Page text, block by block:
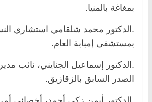
بمغاغة بالمنيا.
.الدكتور محمد شلقامي استشاري
بمستشفى إمبابة العام.
.الدكتور إسماعيل الجنايني، نائب
الصدر السابق بالزقازيق.